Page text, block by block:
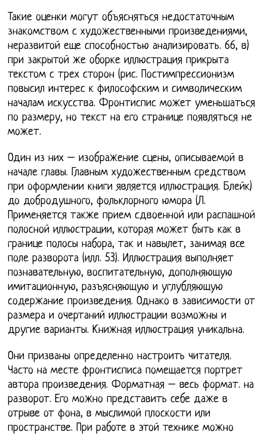
Такие оценки могут объясняться недостаточным
знакомством с художественными произведениями,
неразвитой еще способностью анализировать. 66, в)
при закрытой же оборке иллюстрация прикрыта
текстом с трех сторон (рис. Постимпрессионизм
повысил интерес к философским и символическим
началам искусства. Фронтиспис может уменьшаться
по размеру, но текст на его странице появляться не
может.
Один из них – изображение сцены, описываемой в
начале главы. Главным художественным средством
при оформлении книги является иллюстрация. Блейк)
до добродушного, фольклорного юмора (Л.
Применяется также прием сдвоенной или распашной
полосной иллюстрации, которая может быть как в
границе полосы набора, так и навылет, занимая все
поле разворота (илл. 53). Иллюстрация выполняет
познавательную, воспитательную, дополняющую
имитационную, разъясняющую и углубляющую
содержание произведения. Однако в зависимости от
размера и очертаний иллюстрации возможны и
другие варианты. Книжная иллюстрация уникальна.
Они призваны определенно настроить читателя.
Часто на месте фронтисписа помещается портрет
автора произведения. Форматная – весь формат. на
разворот. Его можно представить себе даже в
отрыве от фона, в мыслимой плоскости или
пространстве. При работе в этой технике можно